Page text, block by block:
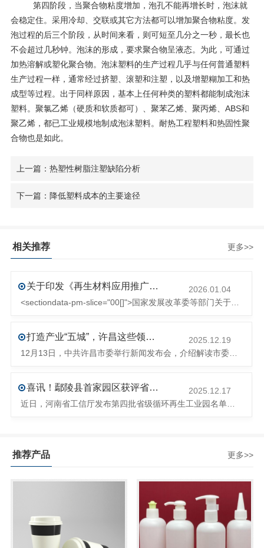
第四阶段，当聚合物粘度增加，泡孔不能再增长时，泡沫就
会稳定住。采用冷却、交联或其它方法都可以增加聚合物粘度。发
泡过程的后三个阶段，从时间来看，则可短至几分之一秒，最长也
不会超过几秒钟。泡沫的形成，要求聚合物呈液态。为此，可通过
加热溶解或塑化聚合物。泡沫塑料的生产过程几乎与任何普通塑料
生产过程一样，通常经过挤塑、滚塑和注塑，以及增塑糊加工和热
成型等过程。出于同样原因，基本上任何种类的塑料都能制成泡沫
塑料。聚氯乙烯（硬质和软质都可）、聚苯乙烯、聚丙烯、ABS和
聚乙烯，都已工业规模地制成泡沫塑料。耐热工程塑料和热固性聚
合物也是如此。
上一篇：热塑性树脂注塑缺陷分析
下一篇：降低塑料成本的主要途径
相关推荐 更多>>
关于印发《再生材料应用推广行动方案》的通知(发改环资〔2025〕1681号)
2026.01.04
打造产业“五城”，许昌这些领域将迎来大发展！
2025.12.19
喜讯！鄢陵县首家园区获评省级循环再生工业园
2025.12.17
推荐产品 更多>>